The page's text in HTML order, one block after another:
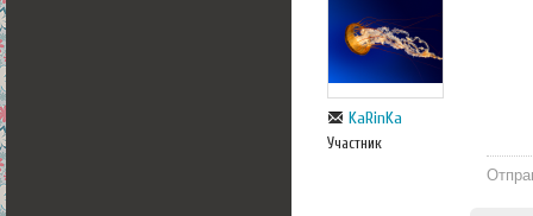
KaRinKa
Участник